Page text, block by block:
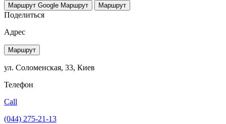
Маршрут Google Маршрут Маршрут
Поделиться
Адрес
Маршрут
ул. Соломенская, 33, Киев
Телефон
Call
(044) 275-21-13